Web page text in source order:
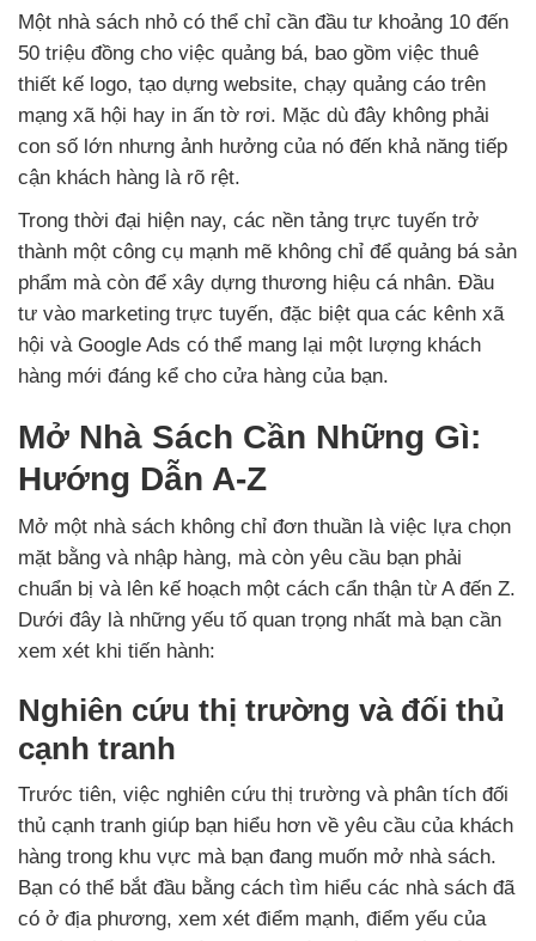
Một nhà sách nhỏ có thể chỉ cần đầu tư khoảng 10 đến
50 triệu đồng cho việc quảng bá, bao gồm việc thuê
thiết kế logo, tạo dựng website, chạy quảng cáo trên
mạng xã hội hay in ấn tờ rơi. Mặc dù đây không phải
con số lớn nhưng ảnh hưởng của nó đến khả năng tiếp
cận khách hàng là rõ rệt.
Trong thời đại hiện nay, các nền tảng trực tuyến trở
thành một công cụ mạnh mẽ không chỉ để quảng bá sản
phẩm mà còn để xây dựng thương hiệu cá nhân. Đầu
tư vào marketing trực tuyến, đặc biệt qua các kênh xã
hội và Google Ads có thể mang lại một lượng khách
hàng mới đáng kể cho cửa hàng của bạn.
Mở Nhà Sách Cần Những Gì:
Hướng Dẫn A-Z
Mở một nhà sách không chỉ đơn thuần là việc lựa chọn
mặt bằng và nhập hàng, mà còn yêu cầu bạn phải
chuẩn bị và lên kế hoạch một cách cẩn thận từ A đến Z.
Dưới đây là những yếu tố quan trọng nhất mà bạn cần
xem xét khi tiến hành:
Nghiên cứu thị trường và đối thủ
cạnh tranh
Trước tiên, việc nghiên cứu thị trường và phân tích đối
thủ cạnh tranh giúp bạn hiểu hơn về yêu cầu của khách
hàng trong khu vực mà bạn đang muốn mở nhà sách.
Bạn có thể bắt đầu bằng cách tìm hiểu các nhà sách đã
có ở địa phương, xem xét điểm mạnh, điểm yếu của